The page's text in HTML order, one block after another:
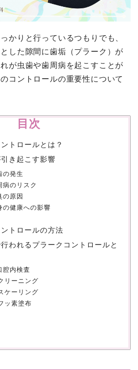
かりと行っているつもりでも、
した隙間に歯垢（プラーク）が
が虫歯や歯周病を起こすことが
コントロールの重要性について
目次
トロールとは？
き起こす影響
の発生
病のリスク
の原因
の健康への影響
トロールの方法
われるプラークコントロールと
腔内検査
リーニング
ケーリング
ッ素塗布